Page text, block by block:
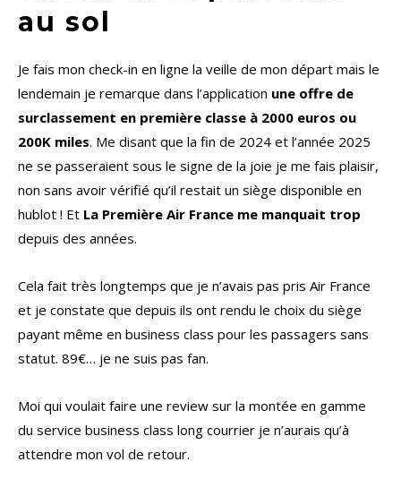
au sol
Je fais mon check-in en ligne la veille de mon départ mais le
lendemain je remarque dans l’application une offre de
surclassement en première classe à 2000 euros ou
200K miles. Me disant que la fin de 2024 et l’année 2025
ne se passeraient sous le signe de la joie je me fais plaisir,
non sans avoir vérifié qu’il restait un siège disponible en
hublot ! Et La Première Air France me manquait trop
depuis des années.
Cela fait très longtemps que je n’avais pas pris Air France
et je constate que depuis ils ont rendu le choix du siège
payant même en business class pour les passagers sans
statut. 89€… je ne suis pas fan.
Moi qui voulait faire une review sur la montée en gamme
du service business class long courrier je n’aurais qu’à
attendre mon vol de retour.